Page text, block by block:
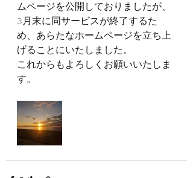
ムページを公開しておりましたが、
3月末に同サービスが終了するた
め、あらたなホームページを立ち上
げることにいたしました。
これからもよろしくお願いいたしま
す。